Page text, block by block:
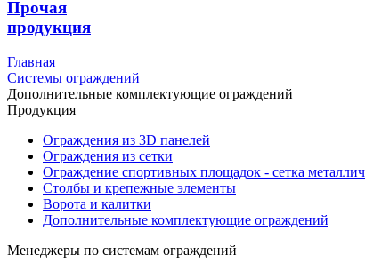
Прочая
продукция
Главная
Системы ограждений
Дополнительные комплектующие ограждений
Продукция
Ограждения из 3D панелей
Ограждения из сетки
Ограждение спортивных площадок - сетка
Столбы и крепежные элементы
Ворота и калитки
Дополнительные комплектующие ограждений
Менеджеры по системам ограждений